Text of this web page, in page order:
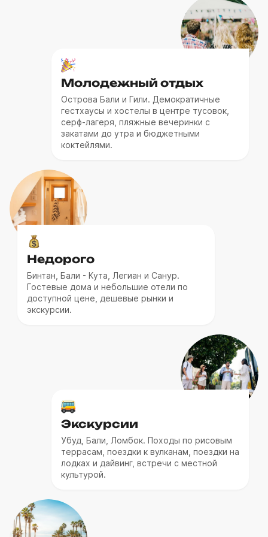
Стоимость туров на этот период стартует
Молодежный отдых
Острова Бали и Гили. Демократичные
гестхаусы и хостелы в центре тусовок,
серф-лагеря, пляжные вечеринки с
закатами до утра и бюджетными
коктейлями.
Недорого
Бинтан, Бали - Кута, Легиан и Санур.
Гостевые дома и небольшие отели по
доступной цене, дешевые рынки и
экскурсии.
Экскурсии
Убуд, Бали, Ломбок. Походы по рисовым
террасам, поездки к вулканам, поездки на
лодках и дайвинг, встречи с местной
культурой.